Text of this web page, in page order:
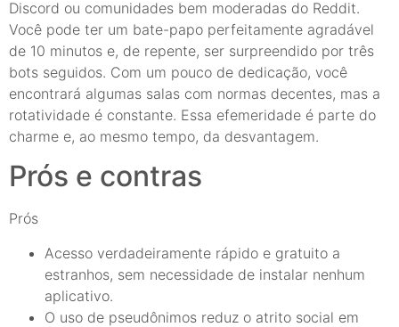
Discord ou comunidades bem moderadas do Reddit.
Você pode ter um bate-papo perfeitamente agradável
de 10 minutos e, de repente, ser surpreendido por três
bots seguidos. Com um pouco de dedicação, você
encontrará algumas salas com normas decentes, mas a
rotatividade é constante. Essa efemeridade é parte do
charme e, ao mesmo tempo, da desvantagem.
Prós e contras
Prós
Acesso verdadeiramente rápido e gratuito a
estranhos, sem necessidade de instalar nenhum
aplicativo.
O uso de pseudônimos reduz o atrito social em